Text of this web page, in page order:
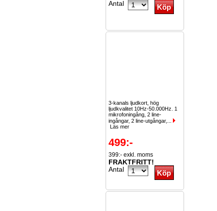
Antal
3-kanals ljudkort, hög
ljudkvalitet 10Hz-50.000Hz. 1
mikrofoningång, 2 line-
ingångar, 2 line-utgångar,...
Läs mer
499:-
399:- exkl. moms
FRAKTFRITT!
Antal